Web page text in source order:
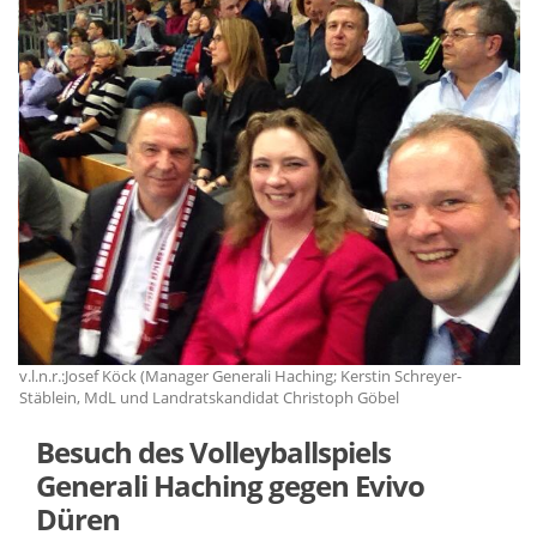
v.l.n.r.:Josef Köck (Manager Generali Haching; Kerstin Schreyer-
Stäblein, MdL und Landratskandidat Christoph Göbel
Besuch des Volleyballspiels
Generali Haching gegen Evivo
Düren